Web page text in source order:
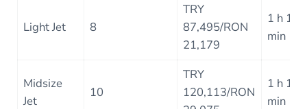
Light Jet 8
TRY
87,495/RON
21,179
1 h 18
min
Midsize
Jet
10
TRY
120,113/RON
1 h 18
min